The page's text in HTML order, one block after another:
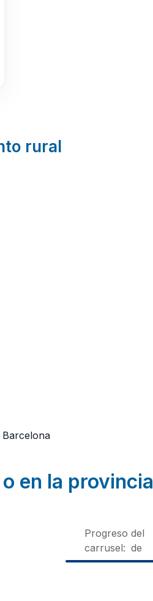
rural
en la provincia
Progreso del
carrusel: de